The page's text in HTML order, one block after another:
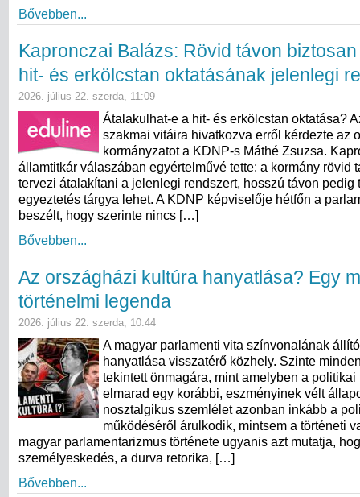
Bővebben...
Kapronczai Balázs: Rövid távon
hit- és erkölcstan oktatásának jelenlegi
2026. július 22. szerda, 11:09
Átalakulhat-e a hit- és erkölcstan oktatása?
szakmai vitáira hivatkozva erről kérdezte az
kormányzatot a KDNP-s Máthé Zsuzsa.
államtitkár válaszában egyértelművé tette: a kormány rövid
tervezi átalakítani a jelenlegi rendszert, hosszú távon pedig
egyeztetés tárgya lehet. A KDNP képviselője hétfőn a
beszélt, hogy szerinte nincs […]
Bővebben...
Az országházi kultúra hanyatlása? Egy
történelmi legenda
2026. július 22. szerda, 10:44
A magyar parlamenti vita színvonalának
hanyatlása visszatérő közhely. Szinte
tekintett önmagára, mint amelyben a politikai
elmarad egy korábbi, eszményinek vélt
nosztalgikus szemlélet azonban inkább a
működéséről árulkodik, mintsem a történeti
magyar parlamentarizmus története ugyanis azt mutatja,
személyeskedés, a durva retorika, […]
Bővebben...